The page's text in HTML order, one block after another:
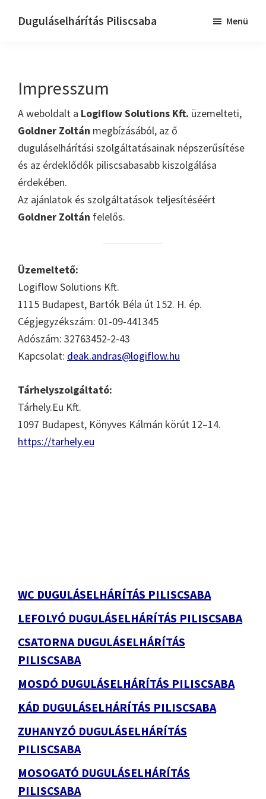
Duguláselhárítás Piliscsaba Menü
Impresszum
A weboldalt a Logiflow Solutions Kft. üzemelteti,
Goldner Zoltán megbízásából, az ő
duguláselhárítási szolgáltatásainak népszerűsítése
és az érdeklődők piliscsabasabb kiszolgálása
érdekében.
Az ajánlatok és szolgáltatások teljesítéséért
Goldner Zoltán felelős.
Üzemeltető:
Logiflow Solutions Kft.
1115 Budapest, Bartók Béla út 152. H. ép.
Cégjegyzékszám: 01-09-441345
Adószám: 32763452-2-43
Kapcsolat: deak.andras@logiflow.hu
Tárhelyszolgáltató:
Tárhely.Eu Kft.
1097 Budapest, Könyves Kálmán körút 12–14.
https://tarhely.eu
WC DUGULÁSELHÁRÍTÁS PILISCSABA
LEFOLYÓ DUGULÁSELHÁRÍTÁS PILISCSABA
CSATORNA DUGULÁSELHÁRÍTÁS
PILISCSABA
MOSDÓ DUGULÁSELHÁRÍTÁS PILISCSABA
KÁD DUGULÁSELHÁRÍTÁS PILISCSABA
ZUHANYZÓ DUGULÁSELHÁRÍTÁS
PILISCSABA
MOSOGATÓ DUGULÁSELHÁRÍTÁS
PILISCSABA